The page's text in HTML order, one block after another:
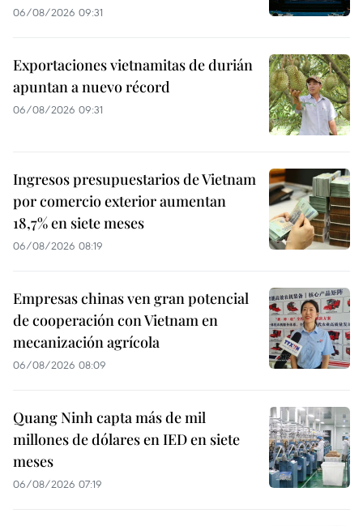
06/08/2026 09:31
Exportaciones vietnamitas de durián
apuntan a nuevo récord
06/08/2026 09:31
Ingresos presupuestarios de Vietnam
por comercio exterior aumentan
18,7% en siete meses
06/08/2026 08:19
Empresas chinas ven gran potencial
de cooperación con Vietnam en
mecanización agrícola
06/08/2026 08:09
Quang Ninh capta más de mil
millones de dólares en IED en siete
meses
06/08/2026 07:19